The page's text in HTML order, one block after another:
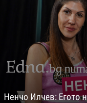
Ненчо Илчев: Егото